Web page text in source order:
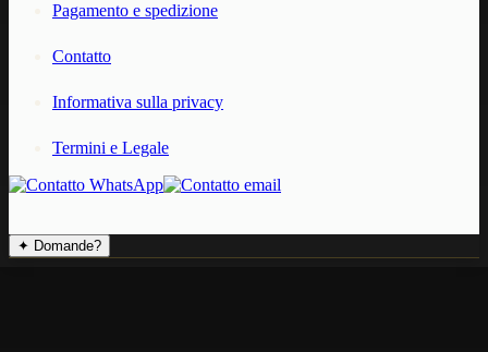
Pagamento e spedizione
Contatto
Informativa sulla privacy
Termini e Legale
✦ Domande?